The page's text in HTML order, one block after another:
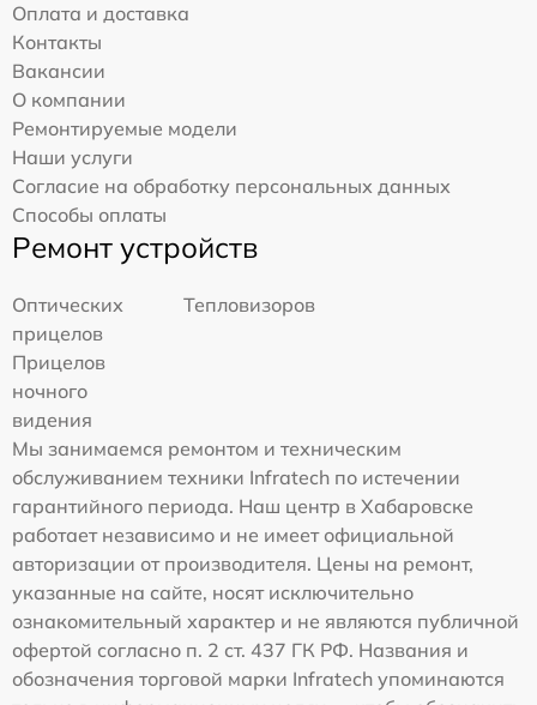
Оплата и доставка
Контакты
Вакансии
О компании
Ремонтируемые модели
Наши услуги
Согласие на обработку персональных данных
Способы оплаты
Ремонт устройств
Оптических
прицелов
Тепловизоров
Прицелов
ночного
видения
Мы занимаемся ремонтом и техническим
обслуживанием техники Infratech по истечении
гарантийного периода. Наш центр в Хабаровске
работает независимо и не имеет официальной
авторизации от производителя. Цены на ремонт,
указанные на сайте, носят исключительно
ознакомительный характер и не являются публичной
офертой согласно п. 2 ст. 437 ГК РФ. Названия и
обозначения торговой марки Infratech упоминаются